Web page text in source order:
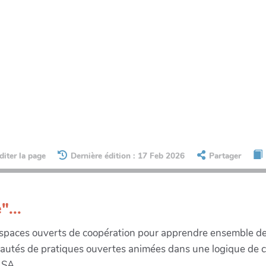
la page Dernière édition : 17 Feb 2026 Partager